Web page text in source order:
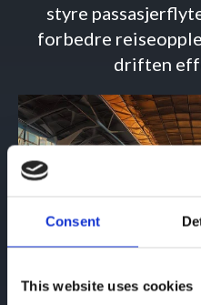
Consent
This website uses cookies
styre
forbedre
driften